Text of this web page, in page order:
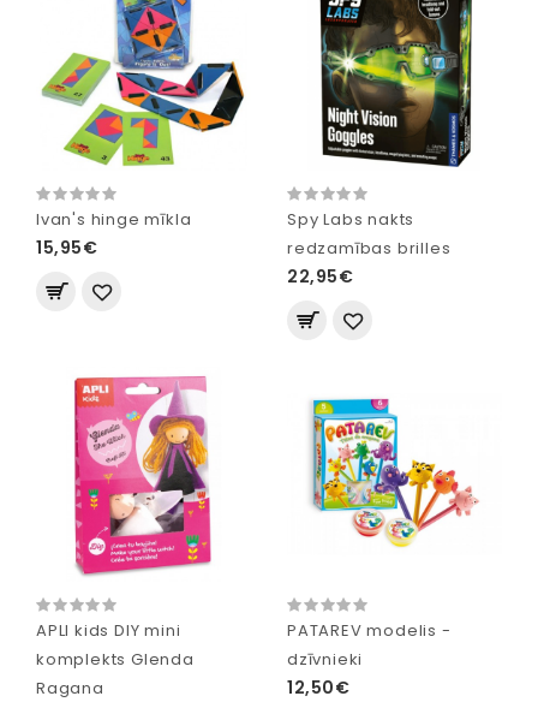
Ivan's hinge mīkla
15,95€
Spy Labs nakts
redzamības brilles
22,95€
APLI kids DIY mini
komplekts Glenda
Ragana
PATAREV modelis -
dzīvnieki
12,50€